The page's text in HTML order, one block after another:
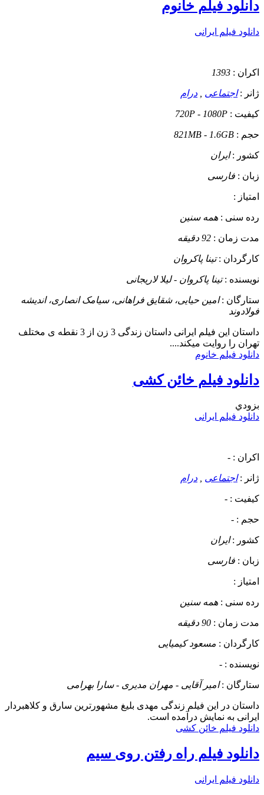
دانلود فیلم خانوم
دانلود فیلم ایرانی
اکران : 1393
ژانر :اجتماعی درام
کیفیت : 720P - 1080P
حجم : 821MB - 1.6GB
کشور :ایران
زبان : فارسی
امتیاز :
رده سنی : همه سنین
مدت زمان : 92 دقیقه
کارگردان :تینا پاکروان
نویسنده :تینا پاکروان - لیلا لاریجانی
ستارگان :امین حیایی، شقایق فراهانی، سیامک انصاری، اندیشه
فولادوند
داستان
این فیلم ایرانی داستان زندگی 3 زن از 3 نقطه ی مختلف
تهران را روایت میکند....
دانلود فیلم خانوم
دانلود فیلم خائن کشی
بزودي
دانلود فیلم ایرانی
اکران : -
ژانر :اجتماعی , درام
کیفیت : -
حجم : -
کشور :ایران
زبان : فارسی
امتیاز :
رده سنی : همه سنین
مدت زمان : 90 دقیقه
کارگردان : مسعود کیمیایی
نویسنده : -
ستارگان :امیر آقایی - مهران مدیری - سارا بهرامی
داستان در این فیلم زندگی مهدی بلیغ مشهورترین سارق و کلاهبردار
ایرانی به نمایش درآمده است.
دانلود فیلم خائن کشی
دانلود فیلم راه رفتن روی سیم
دانلود فیلم ایرانی